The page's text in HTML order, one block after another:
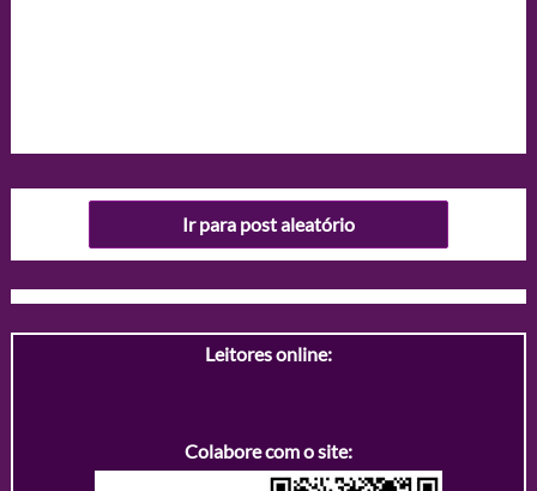
Ir para post aleatório
Leitores online:
Colabore com o site: